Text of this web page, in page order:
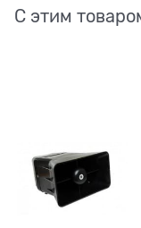
С этим